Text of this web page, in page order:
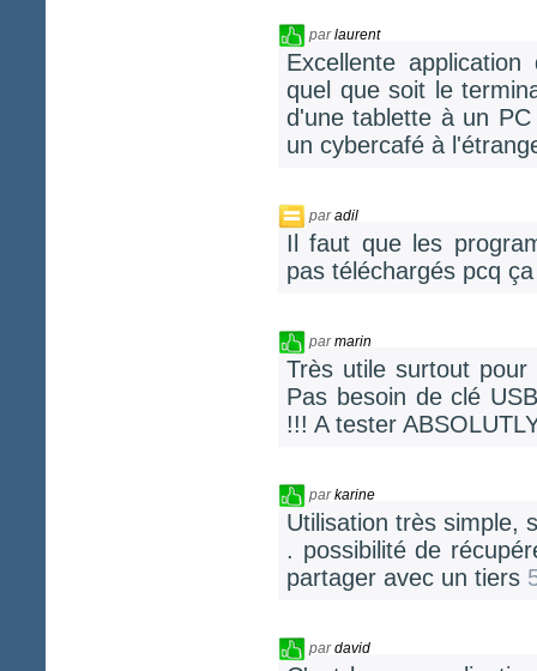
parlaurent
Excellente
quel que soit le
d'une tablette à un
un cybercafé à
paradil
Il faut que les
pas téléchargés pcq
parmarin
Très utile surtout
Pas besoin de clé
!!! A tester
parkarine
Utilisation très simple,
. possibilité de
partager avec un tiers
pardavid